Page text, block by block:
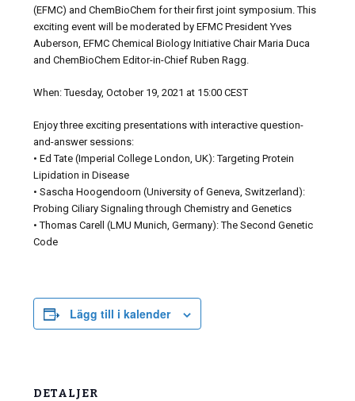
(EFMC) and ChemBioChem for their first joint symposium. This
exciting event will be moderated by EFMC President Yves
Auberson, EFMC Chemical Biology Initiative Chair Maria Duca
and ChemBioChem Editor-in-Chief Ruben Ragg.
When: Tuesday, October 19, 2021 at 15:00 CEST
Enjoy three exciting presentations with interactive question-
and-answer sessions:
• Ed Tate (Imperial College London, UK): Targeting Protein
Lipidation in Disease
• Sascha Hoogendoorn (University of Geneva, Switzerland):
Probing Ciliary Signaling through Chemistry and Genetics
• Thomas Carell (LMU Munich, Germany): The Second Genetic
Code
Lägg till i kalender
DETALJER